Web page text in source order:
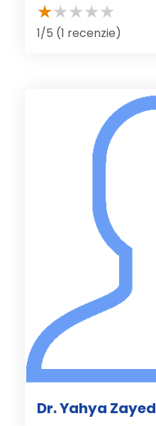
1/5 (1 recenzie)
Dr. Yahya Zayed